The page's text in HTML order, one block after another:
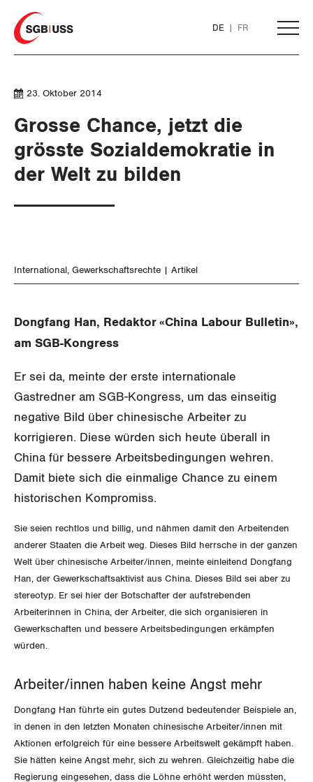
Home
DE FR
THEMEN
ARBEIT
Gewerkschaftsrechte
Geld und Währung
Verteilung
SOZIALPOLITIK
AHV
Arbeitslosenversicherung
Überbrückungsleistung
Ergänzungsleistungen
Invalidenversicherung
Unfallversicherung
Gesundheit
CORONA-VIRUS
Verkehr
Post
Energie und Umwelt
Kommunikation und Medien
GLEICHSTELLUNG
Gleichstellung von LGBTI
BILDUNG & JUGEND
MIGRATION
GEWERKSCHAFTSPOLITIK
International
GEWERKSCHAFTSMITGLIED WERDEN
LOHNRECHNER
Medien
23. Oktober 2014
Grosse Chance, jetzt die
grösste Sozialdemokratie in
der Welt zu bilden
International Gewerkschaftsrechte Artikel
Dongfang Han, Redaktor «China Labour Bulletin»,
am SGB-Kongress
Er sei da, meinte der erste internationale
Gastredner am SGB-Kongress, um das einseitig
negative Bild über chinesische Arbeiter zu
korrigieren. Diese würden sich heute überall in
China für bessere Arbeitsbedingungen wehren.
Damit biete sich die einmalige Chance zu einem
historischen Kompromiss.
Sie seien rechtlos und billig, und nähmen damit den Arbeitenden
anderer Staaten die Arbeit weg. Dieses Bild herrsche in der ganzen
Welt über chinesische Arbeiter/innen, meinte einleitend Dongfang
Han, der Gewerkschaftsaktivist aus China. Dieses Bild sei aber zu
stereotyp. Er sei hier der Botschafter der aufstrebenden
Arbeiterinnen in China, der Arbeiter, die sich organisieren in
Gewerkschaften und bessere Arbeitsbedingungen erkämpfen
würden.
Arbeiter/innen haben keine Angst mehr
Dongfang Han führte ein gutes Dutzend bedeutender Beispiele an,
in denen in den letzten Monaten chinesische Arbeiter/innen mit
Aktionen erfolgreich für eine bessere Arbeitswelt gekämpft haben.
Sie hätten keine Angst mehr, sich zu wehren. Gleichzeitig habe die
Regierung eingesehen, dass die Löhne erhöht werden müssten,